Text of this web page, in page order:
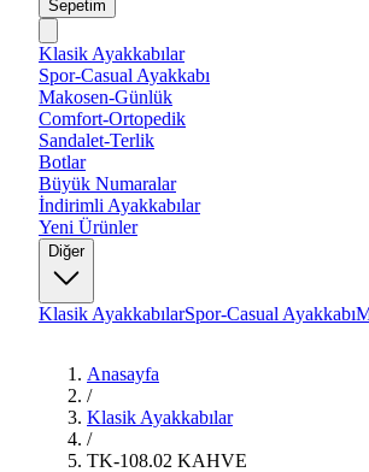
Sepetim
Klasik Ayakkabılar
Spor-Casual Ayakkabı
Makosen-Günlük
Comfort-Ortopedik
Sandalet-Terlik
Botlar
Büyük Numaralar
İndirimli Ayakkabılar
Yeni Ürünler
Diğer
Klasik AyakkabılarSpor-Casual Ayakkabı
Anasayfa
/
Klasik Ayakkabılar
/
TK-108.02 KAHVE